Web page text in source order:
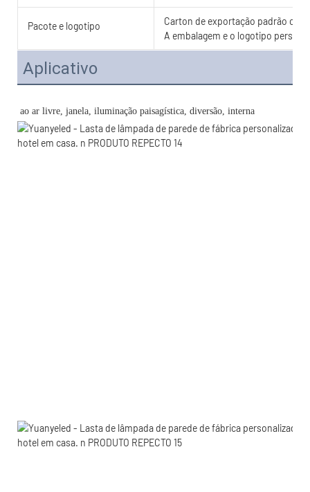
Pacote e logotipo
Carton de exportação padrão
A embalagem e o logotipo
Aplicativo